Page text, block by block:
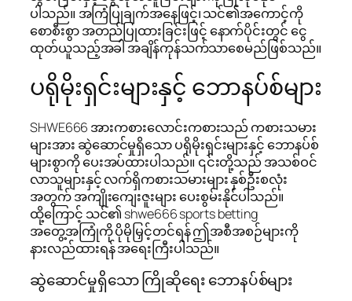
ပါသည်။ အကြံပြုချက်အနေဖြင့်၊ သင်၏အကောင့်ကို
စောစီးစွာ အတည်ပြုထားခြင်းဖြင့် နောက်ပိုင်းတွင် ငွေ
ထုတ်ယူသည့်အခါ အချိန်ကုန်သက်သာစေမည်ဖြစ်သည်။
ပရိုမိုးရှင်းများနှင့် ဘောနပ်စ်များ
SHWE666 အားကစားလောင်းကစားသည် ကစားသမား
များအား ဆွဲဆောင်မှုရှိသော ပရိုမိုးရှင်းများနှင့် ဘောနပ်စ်
များစွာကို ပေးအပ်ထားပါသည်။ ၎င်းတို့သည် အသစ်ဝင်
လာသူများနှင့် လက်ရှိကစားသမားများ နှစ်ဦးစလုံး
အတွက် အကျိုးကျေးဇူးများ ပေးစွမ်းနိုင်ပါသည်။
ထို့ကြောင့် သင်၏ shwe666 sports betting
အတွေ့အကြုံကို ပိုမိုမြှင့်တင်ရန် ဤအစီအစဉ်များကို
နားလည်ထားရန် အရေးကြီးပါသည်။
ဆွဲဆောင်မှုရှိသော ကြိုဆိုရေး ဘောနပ်စ်များ